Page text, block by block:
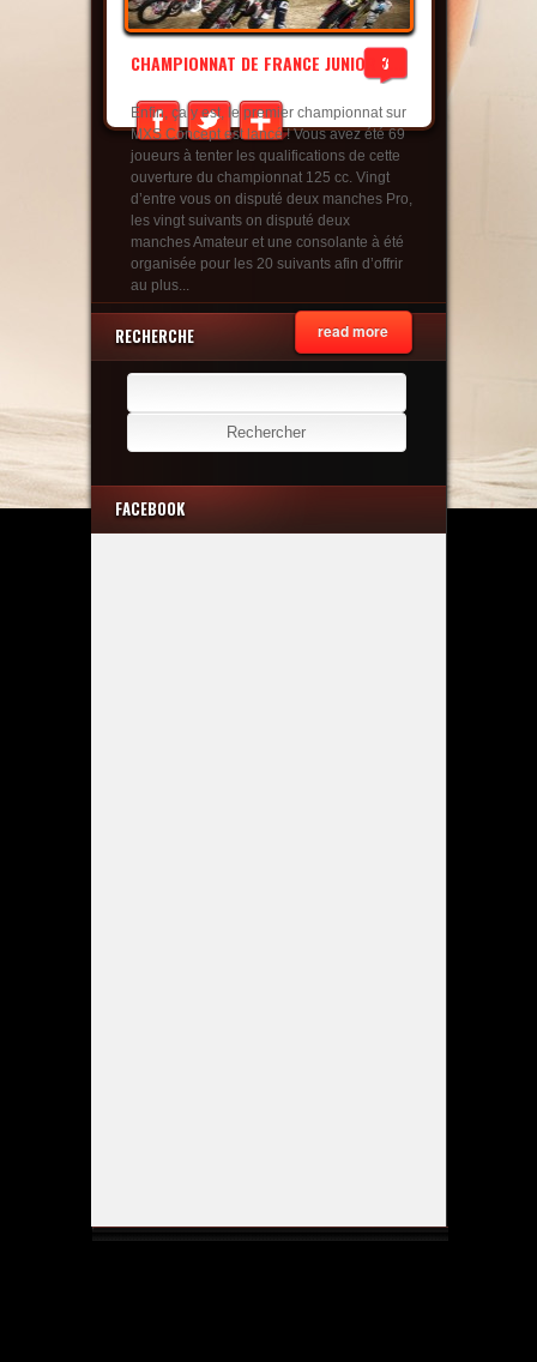
read more
3
CHAMPIONNAT DE FRANCE JUNIOR /...
Enfin, ça y est, le premier championnat sur
MXS Concept est lancé ! Vous avez été 69
joueurs à tenter les qualifications de cette
ouverture du championnat 125 cc. Vingt
d’entre vous on disputé deux manches Pro,
les vingt suivants on disputé deux
manches Amateur et une consolante à été
organisée pour les 20 suivants afin d’offrir
au plus...
read more
RECHERCHE
Rechercher :
FACEBOOK